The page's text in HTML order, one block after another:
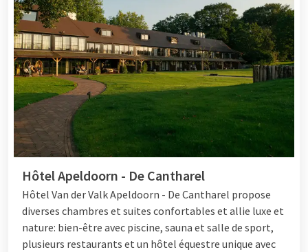
Hôtel Apeldoorn - De Cantharel
Hôtel Van der Valk Apeldoorn - De Cantharel propose
diverses chambres et suites confortables et allie luxe et
nature: bien-être avec piscine, sauna et salle de sport,
plusieurs restaurants et un hôtel équestre unique avec